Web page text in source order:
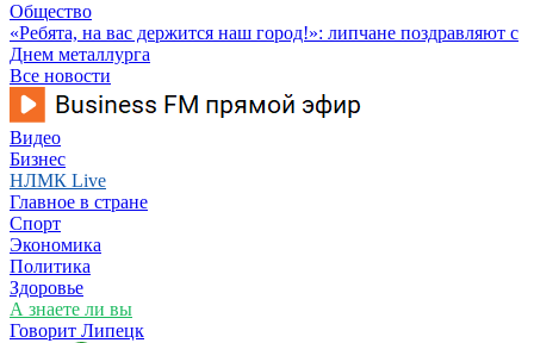
Общество
«Ребята, на вас держится наш город!»: липчане поздравляют с
Днем металлурга
Все новости
Видео
Бизнес
НЛМК Live
Главное в стране
Спорт
Экономика
Политика
Здоровье
А знаете ли вы
Говорит Липецк